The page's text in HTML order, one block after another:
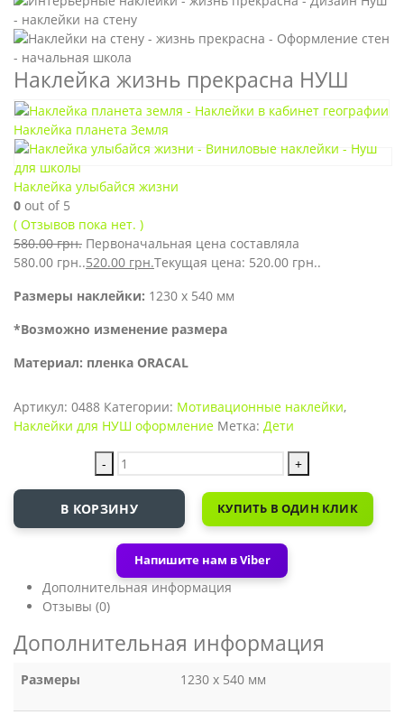
Наклейка жизнь прекрасна НУШ
Наклейка планета Земля
Наклейка улыбайся жизни
0 out of 5
( Отзывов пока нет. )
580.00грн. Первоначальная цена составляла
580.00 грн..520.00 грн.Текущая цена: 520.00 грн..
Размеры наклейки: 1230 х 540 мм
*Возможно изменение размера
Материал: пленка ORACAL
Артикул: 0488 Категории: Мотивационные наклейки,
Наклейки для НУШ оформление Метка: Дети
- +
В КОРЗИНУ КУПИТЬ В ОДИН КЛИК
Напишите нам в Viber
Дополнительная информация
Отзывы (0)
Дополнительная информация
Размеры 1230 х 540 мм